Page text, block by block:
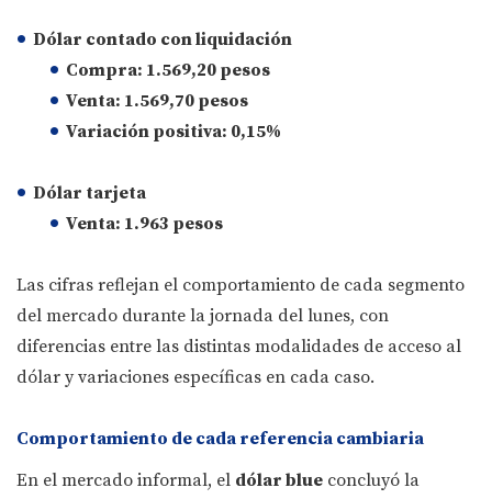
Dólar contado con liquidación
Compra: 1.569,20 pesos
Venta: 1.569,70 pesos
Variación positiva: 0,15%
Dólar tarjeta
Venta: 1.963 pesos
Las cifras reflejan el comportamiento de cada segmento
del mercado durante la jornada del lunes, con
diferencias entre las distintas modalidades de acceso al
dólar y variaciones específicas en cada caso.
Comportamiento de cada referencia cambiaria
En el mercado informal, el dólar blue concluyó la